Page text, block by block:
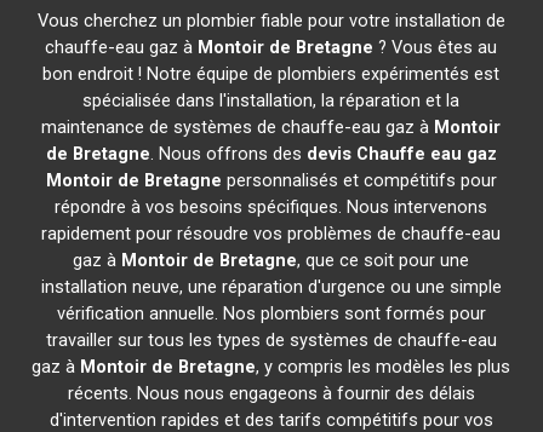
Vous cherchez un plombier fiable pour votre installation de
chauffe-eau gaz à Montoir de Bretagne ? Vous êtes au
bon endroit ! Notre équipe de plombiers expérimentés est
spécialisée dans l'installation, la réparation et la
maintenance de systèmes de chauffe-eau gaz à Montoir
de Bretagne. Nous offrons des devis Chauffe eau gaz
Montoir de Bretagne personnalisés et compétitifs pour
répondre à vos besoins spécifiques. Nous intervenons
rapidement pour résoudre vos problèmes de chauffe-eau
gaz à Montoir de Bretagne, que ce soit pour une
installation neuve, une réparation d'urgence ou une simple
vérification annuelle. Nos plombiers sont formés pour
travailler sur tous les types de systèmes de chauffe-eau
gaz à Montoir de Bretagne, y compris les modèles les plus
récents. Nous nous engageons à fournir des délais
d'intervention rapides et des tarifs compétitifs pour vos